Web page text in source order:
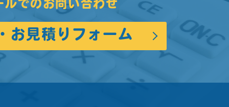
ルでのお問い合わせ
お見積りフォーム